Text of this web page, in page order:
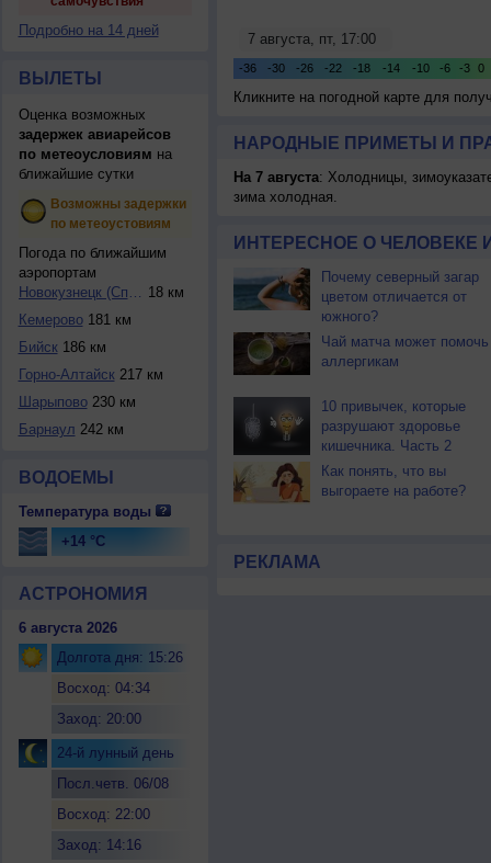
Подробно на 14 дней
ВЫЛЕТЫ
Оценка возможных
задержек авиарейсов
по метеоусловиям на
ближайшие сутки
Возможны задержки
по метеоустовиям
Погода по ближайшим
аэропортам
Новокузнецк (Спич... 18 км
Кемерово181 км
Бийск186 км
Горно-Алтайск217 км
Шарыпово230 км
Барнаул 242 км
ВОДОЕМЫ
Температура воды
+14 °C
АСТРОНОМИЯ
6 августа 2026
Долгота дня: 15:26
Восход: 04:34
Заход: 20:00
24-й лунный день
Посл.четв. 06/08
Восход: 22:00
Заход: 14:16
Кликните на погодной карте для
НАРОДНЫЕ ПРИМЕТЫ И
На 7 августа: Холодницы,
зима холодная.
ИНТЕРЕСНОЕ О ЧЕЛОВЕКЕ
Почему северный загар
цветом отличается от
южного?
Чай матча может помочь
аллергикам
10 привычек, которые
разрушают здоровье
кишечника. Часть 2
Как понять, что вы
выгораете на работе?
РЕКЛАМА